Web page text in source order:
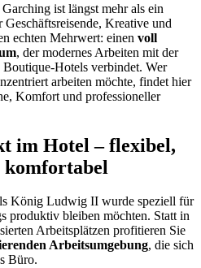
ist längst mehr als ein
Kreative und
echten Mehrwert: einen voll
, der modernes Arbeiten mit der
verbindet. Wer
arbeiten möchte, findet hier
Komfort und professioneller
im Hotel – flexibel,
komfortabel
König Ludwig II wurde speziell für
produktiv bleiben möchten. Statt in
Arbeitsplätzen profitieren Sie
Arbeitsumgebung, die sich
Büro.